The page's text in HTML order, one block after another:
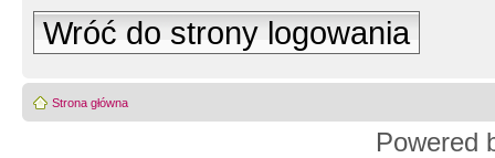
Wróć do strony logowania
Strona główna
Powered